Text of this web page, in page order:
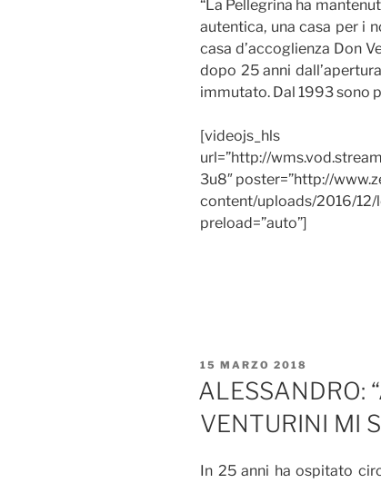
“La Pellegrina ha
autentica, una casa per i
casa d’accoglienza Don
dopo 25 anni
immutato. Dal 1993 sono
[videojs_hls
url=”http://
3u8″ poster=”http://
content/uploads/2016/12/
preload=”auto”]
PUBBLICATO
IL
15 MARZO 2018
ALESSANDRO:
VENTURINI MI
In 25 anni ha ospitato